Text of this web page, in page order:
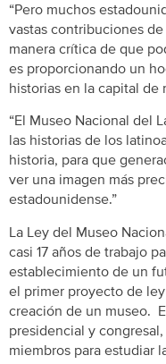
“Pero muchos
vastas contribuciones
manera crítica de que
es proporcionando un
historias en la capital de
“El Museo Nacional del
las historias de los
historia, para que
ver una imagen más
estadounidense.”
La Ley del Museo
casi 17 años de trabajo
establecimiento de un
el primer proyecto de
creación de un museo.
presidencial y
miembros para estudiar